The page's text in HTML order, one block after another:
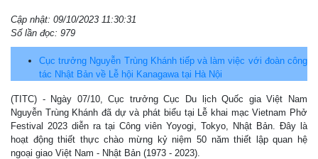
Cập nhật: 09/10/2023 11:30:31
Số lần đọc: 979
Cục trưởng Nguyễn Trùng Khánh tiếp và làm việc với đoàn công
tác Nhật Bản về Lễ hội Kanagawa tại Hà Nội
(TITC) - Ngày 07/10, Cục trưởng Cục Du lịch Quốc gia Việt Nam
Nguyễn Trùng Khánh đã dự và phát biểu tại Lễ khai mạc Vietnam Phở
Festival 2023 diễn ra tại Công viên Yoyogi, Tokyo, Nhật Bản. Đây là
hoạt động thiết thực chào mừng kỷ niệm 50 năm thiết lập quan hệ
ngoại giao Việt Nam - Nhật Bản (1973 - 2023).